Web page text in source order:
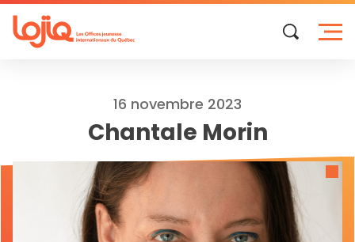
Skip
to
content
16 novembre 2023
Chantale Morin